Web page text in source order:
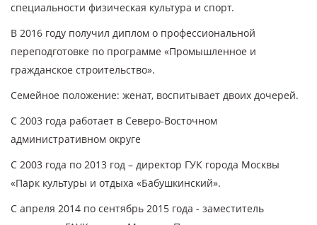
специальности физическая культура и спорт.
В 2016 году получил диплом о профессиональной
переподготовке по программе «Промышленное и
гражданское строительство».
Семейное положение: женат, воспитывает двоих дочерей.
С 2003 года работает в Северо-Восточном
административном округе
С 2003 года по 2013 год – директор ГУК города Москвы
«Парк культуры и отдыха «Бабушкинский».
С апреля 2014 по сентябрь 2015 года - заместитель